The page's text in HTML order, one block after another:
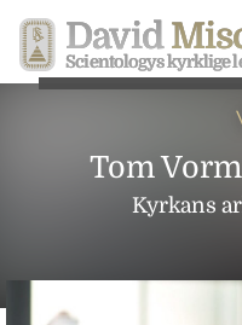
David
Scientologys kyrklige
Tom
Kyrkans